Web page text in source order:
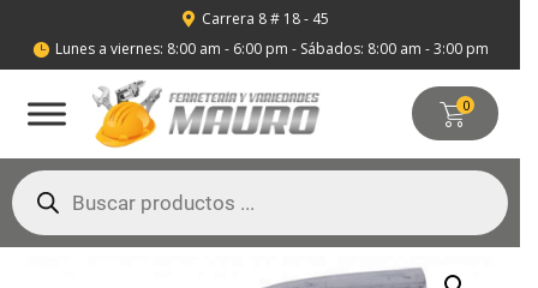
 Carrera 8 # 18 - 45
 Lunes a viernes: 8:00 am - 6:00 pm - Sábados: 8:00 am - 3:00 pm
0
Búsqueda
de
productos